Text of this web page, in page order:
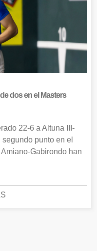
dos en el Masters
22-6 a Altuna III-
punto en el
Gabirondo han